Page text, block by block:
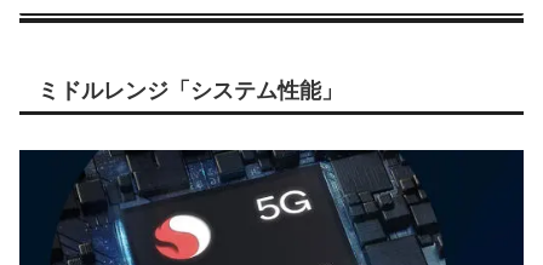
ミドルレンジ「システム性能」